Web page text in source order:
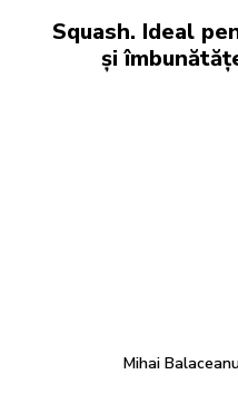
Squash. Ideal
și
Mihai